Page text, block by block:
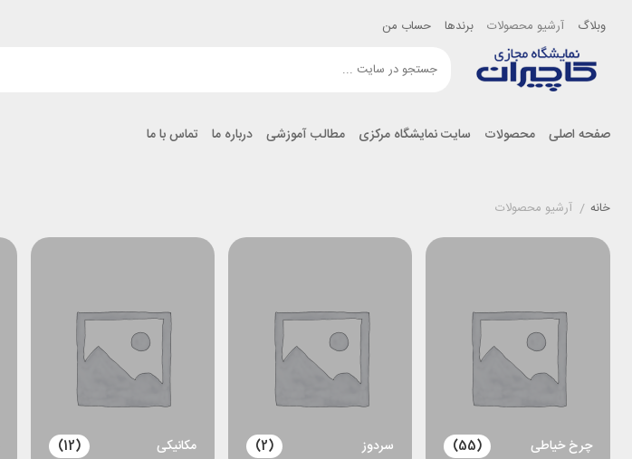
وبلاگ آرشیو محصولات برندها حساب من
صفحه اصلی محصولات سایت نمایشگاه مرکزی مطالب آموزشی درباره ما تماس با ما
خانه / آرشیو محصولات
چرخ خیاطی (55) سردوز (2) مکانیکی (12)